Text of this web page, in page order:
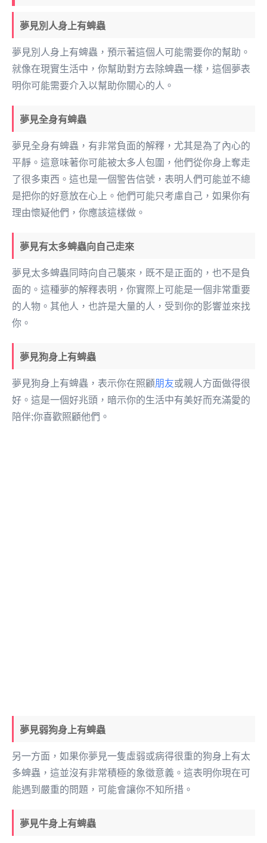
夢見別人身上有蜱蟲
夢見別人身上有蜱蟲，預示著這個人可能需要你的幫助。
就像在現實生活中，你幫助對方去除蜱蟲一樣，這個夢表
明你可能需要介入以幫助你關心的人。
夢見全身有蜱蟲
夢見全身有蜱蟲，有非常負面的解釋，尤其是為了內心的
平靜。這意味著你可能被太多人包圍，他們從你身上奪走
了很多東西。這也是一個警告信號，表明人們可能並不總
是把你的好意放在心上。他們可能只考慮自己，如果你有
理由懷疑他們，你應該這樣做。
夢見有太多蜱蟲向自己走來
夢見太多蜱蟲同時向自己襲來，既不是正面的，也不是負
面的。這種夢的解釋表明，你實際上可能是一個非常重要
的人物。其他人，也許是大量的人，受到你的影響並來找
你。
夢見狗身上有蜱蟲
夢見狗身上有蜱蟲，表示你在照顧朋友或親人方面做得很
好。這是一個好兆頭，暗示你的生活中有美好而充滿愛的
陪伴;你喜歡照顧他們。
夢見弱狗身上有蜱蟲
另一方面，如果你夢見一隻虛弱或病得很重的狗身上有太
多蜱蟲，這並沒有非常積極的象徵意義。這表明你現在可
能遇到嚴重的問題，可能會讓你不知所措。
夢見牛身上有蜱蟲